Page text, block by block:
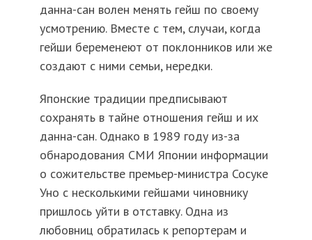
данна-сан волен менять гейш по своему
усмотрению. Вместе с тем, случаи, когда
гейши беременеют от поклонников или же
создают с ними семьи, нередки.
Японские традиции предписывают
сохранять в тайне отношения гейш и их
данна-сан. Однако в 1989 году из-за
обнародования СМИ Японии информации
о сожительстве премьер-министра Сосуке
Уно с несколькими гейшами чиновнику
пришлось уйти в отставку. Одна из
любовниц обратилась к репортерам и